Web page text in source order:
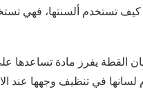
تستخدم ألسنتها، فهي
يفرز مادة تساعدها
في تنظيف وجهها عند